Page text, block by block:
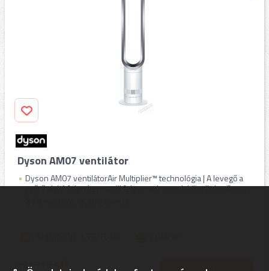
Dyson AM07 ventilátor
Dyson AM07 ventilátorAir Multiplier™ technológia | A levegő a
gyűrű alakú fejen keresztül felgyorsul, ennek köszönhetően a ...
121.710